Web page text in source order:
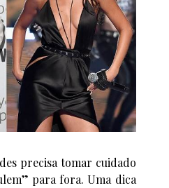
precisa tomar cuidado
para fora. Uma dica